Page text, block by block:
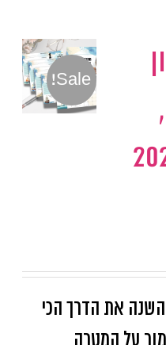
Sale!
את הדרך הכי